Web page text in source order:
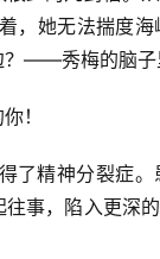
她无法揣度海
——秀梅的脑子
！
了精神分裂症
事，陷入更深